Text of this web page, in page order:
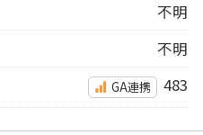
不明
不明
GA連携 483